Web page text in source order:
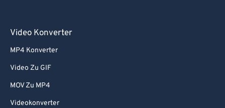
Video Konverter
MP4 Konverter
Video Zu GIF
MOV Zu MP4
Videokonverter